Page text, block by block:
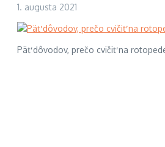
1. augusta 2021
Päť dôvodov, prečo cvičiť na